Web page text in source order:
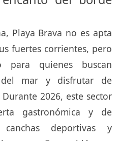
Playa Brava no es apta
fuertes corrientes, pero
quienes buscan
mar y disfrutar de
2026, este sector
gastronómica y de
deportivas y